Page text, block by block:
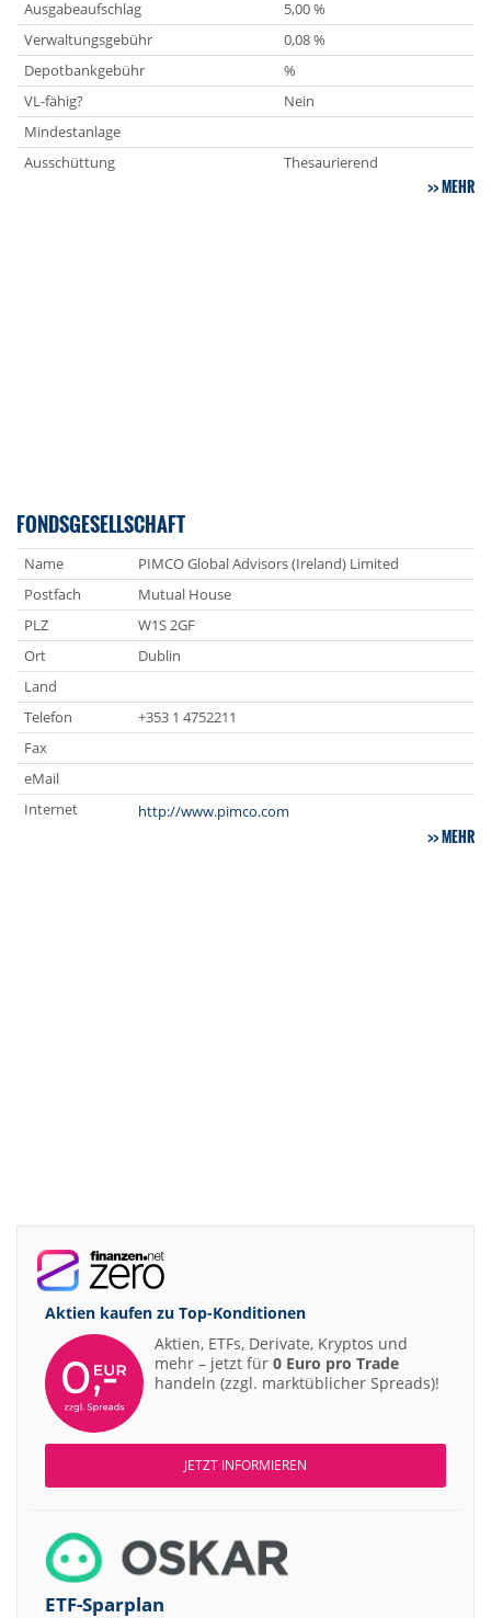
Ausgabeaufschlag
5,00 %
Verwaltungsgebühr
0,08 %
Depotbankgebühr
%
VL-fähig?
Nein
Mindestanlage
Ausschüttung
Thesaurierend
MEHR
FONDSGESELLSCHAFT
Name
PIMCO Global Advisors (Ireland) Limited
Postfach
Mutual House
PLZ
W1S 2GF
Ort
Dublin
Land
Telefon
+353 1 4752211
Fax
eMail
Internet
http://www.pimco.com
MEHR
Aktien kaufen zu Top-Konditionen
Aktien, ETFs, Derivate, Kryptos und
mehr – jetzt für 0 Euro pro Trade
handeln (zzgl. marktüblicher Spreads)!
JETZT INFORMIEREN
ETF-Sparplan